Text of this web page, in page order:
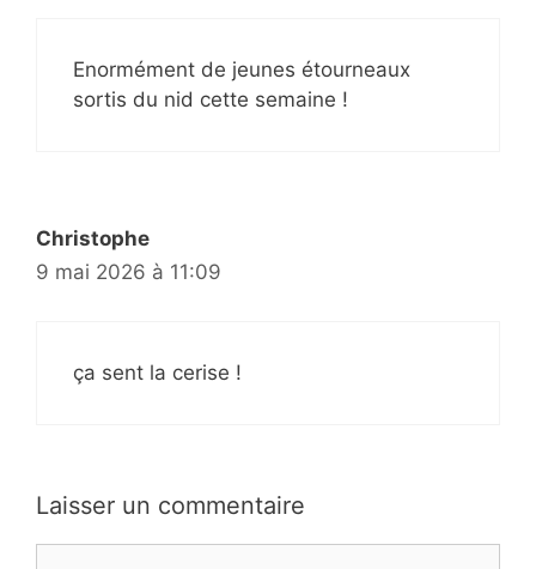
Enormément de jeunes étourneaux
sortis du nid cette semaine !
Christophe
9 mai 2026 à 11:09
ça sent la cerise !
Laisser un commentaire